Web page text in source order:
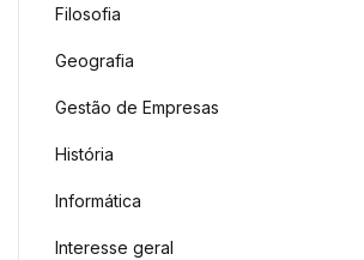
Filosofia
Geografia
Gestão de Empresas
História
Informática
Interesse geral